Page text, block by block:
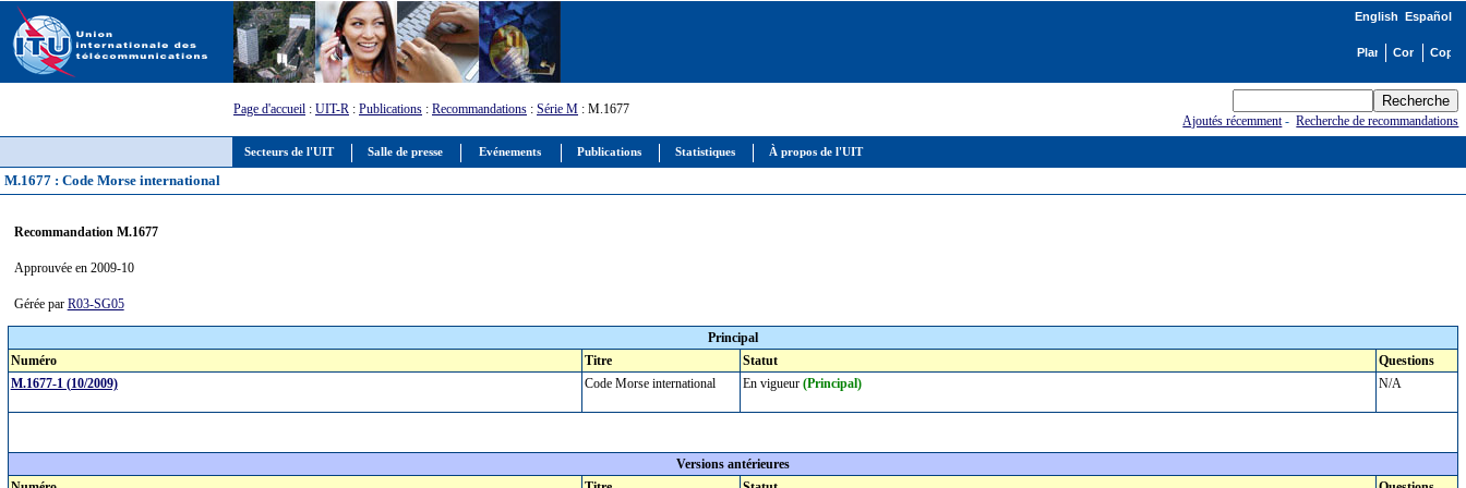
Secteurs de l'UIT Salle de presse Evénements Publications Statistiques À propos de l'UIT
English Español
Page d'accueil : UIT-R : Publications : Recommandations : Série M : M.1677
Ajoutés récemment-Recherche de recommandations
M.1677 : Code Morse international
Recommandation M.1677
Approuvée en 2009-10
Gérée par R03-SG05
Principal
Numéro
Titre Statut
Questions
M.1677-1 (10/2009)
Code Morse international En vigueur (Principal) N/A
Versions antérieures